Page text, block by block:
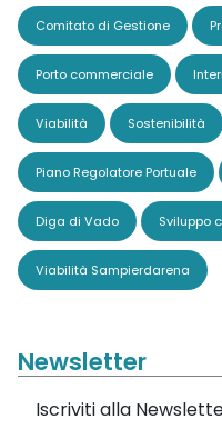
Comitato di Gestione
Porto commerciale
Viabilità Sostenibilità
Piano Regolatore Portuale
Diga di Vado Sviluppo
Viabilità Sampierdarena
Newsletter
Iscriviti alla